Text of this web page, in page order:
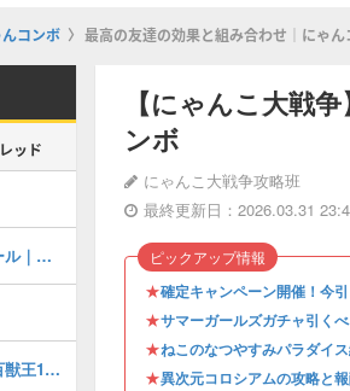
コンボ 最高の友達の効果と組み合わせ｜にゃん
【にゃんこ大戦
ンボ
にゃんこ大戦争攻略班
最終更新日：2026.03.31
★確定キャンペーン開催！今
★サマーガールズガチャ引く
★ねこのなつやすみパラダイ
★異次元コロシアムの攻略と
ピックアップ情報
ッド
ガチャのおすすめ度とスケジュール｜今引くべきガチャ
超拳獣ブンナグリオス大降臨【百獣王1】の攻略とクリア編成